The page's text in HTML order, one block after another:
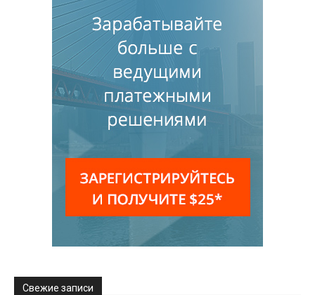
Свежие записи